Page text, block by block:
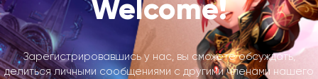
Welcome!
Зарегистрировавшись у нас, вы сможете обсуждать,
делиться личными сообщениями с другими членами нашего